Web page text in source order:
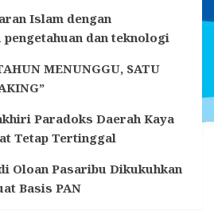
Islam dengan
dan teknologi
MENUNGGU, SATU
Paradoks Daerah Kaya
Tetap Tertinggal
Oloan Pasaribu Dikukuhkan
Basis PAN